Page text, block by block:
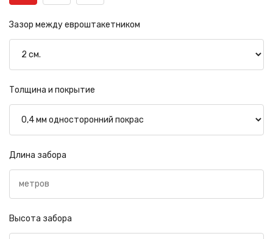
Зазор между евроштакетником
Толщина и покрытие
Длина забора
Высота забора